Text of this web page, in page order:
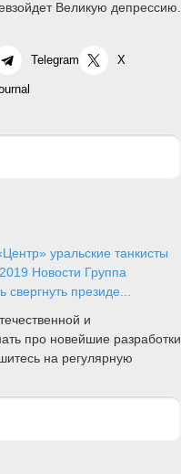
Великую депрессию.
Telegram X
уральские танкисты
Новости Группа
президе...
и
про новейшие разработки
на регулярную